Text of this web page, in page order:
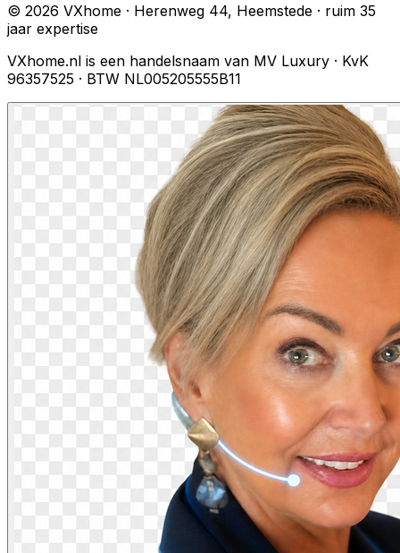
© 2026 VXhome · Herenweg 44, Heemstede · ruim 35
jaar expertise
VXhome.nl is een handelsnaam van MV Luxury · KvK
96357525 · BTW NL005205555B11